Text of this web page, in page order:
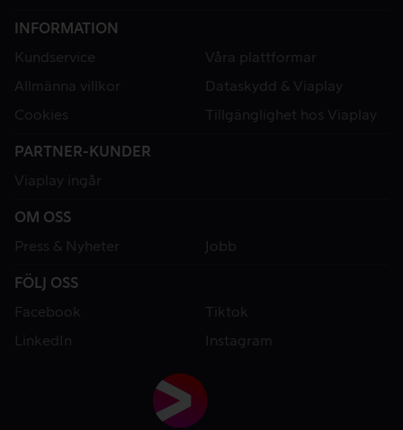
INFORMATION
Kundservice
Våra plattformar
Allmänna villkor
Dataskydd & Viaplay
Cookies
Tillgänglighet hos Viaplay
PARTNER-KUNDER
Viaplay ingår
OM OSS
Press & Nyheter
Jobb
FÖLJ OSS
Facebook
Tiktok
LinkedIn
Instagram